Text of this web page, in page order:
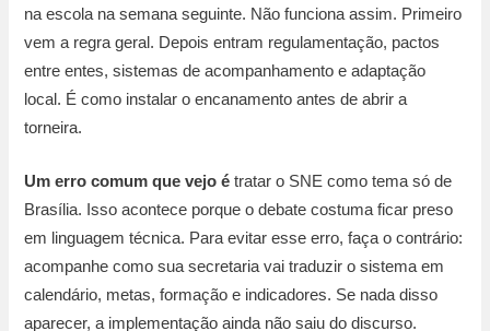
na escola na semana seguinte. Não funciona assim. Primeiro
vem a regra geral. Depois entram regulamentação, pactos
entre entes, sistemas de acompanhamento e adaptação
local. É como instalar o encanamento antes de abrir a
torneira.
Um erro comum que vejo é tratar o SNE como tema só de
Brasília. Isso acontece porque o debate costuma ficar preso
em linguagem técnica. Para evitar esse erro, faça o contrário:
acompanhe como sua secretaria vai traduzir o sistema em
calendário, metas, formação e indicadores. Se nada disso
aparecer, a implementação ainda não saiu do discurso.